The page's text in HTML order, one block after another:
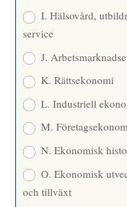
I. Hälsovård,
service
J.
K. Rättsekonomi
L. Industriell
M.
N. Ekonomisk
O. Ekonomisk
och tillväxt